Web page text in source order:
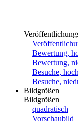
Bewertung,
Bewertung,
Besuche,
Besuche,
Bildgrößen
Bildgrößen
quadratisch
Vorschaubild